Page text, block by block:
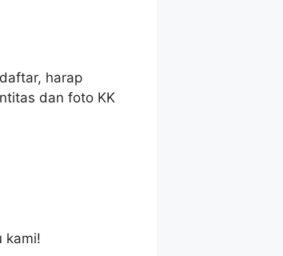
harap
dan foto KK
kami!